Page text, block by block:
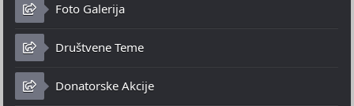
Foto Galerija
Društvene Teme
Donatorske Akcije